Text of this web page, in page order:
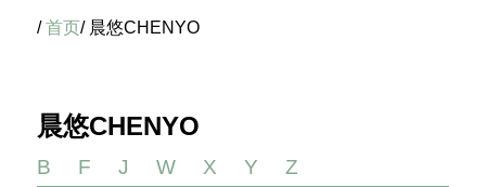
/首页/ 晨悠CHENYO
晨悠CHENYO
B F J W X Y Z